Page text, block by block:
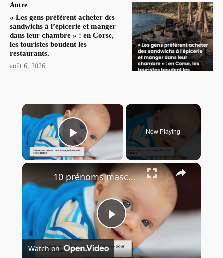
Autre
« Les gens préfèrent acheter des
sandwichs à l’épicerie et manger
dans leur chambre » : en Corse,
les touristes boudent les
restaurants.
août 6, 2026
×
Play Video
Now Playing
×
Play
10 prénoms masculins rares et uniques pour votre bébé
Watch on